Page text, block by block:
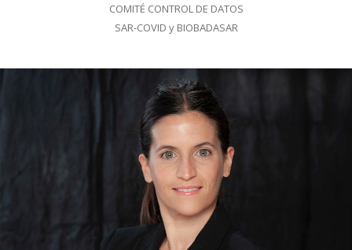
COMITÉ CONTROL DE DATOS
SAR-COVID y BIOBADASAR